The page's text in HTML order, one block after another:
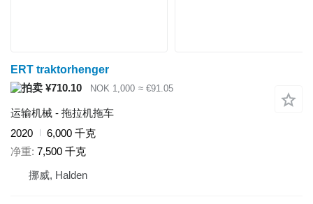
ERT traktorhenger
¥710.10
NOK 1,000 ≈ €91.05
运输机械 - 拖拉机拖车
2020
6,000 千克
净重 7,500 千克
挪威, Halden